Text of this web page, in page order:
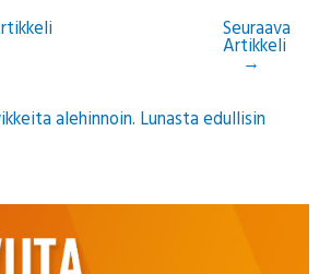
Seuraava
Artikkeli
→
alehinnoin. Lunasta edullisin